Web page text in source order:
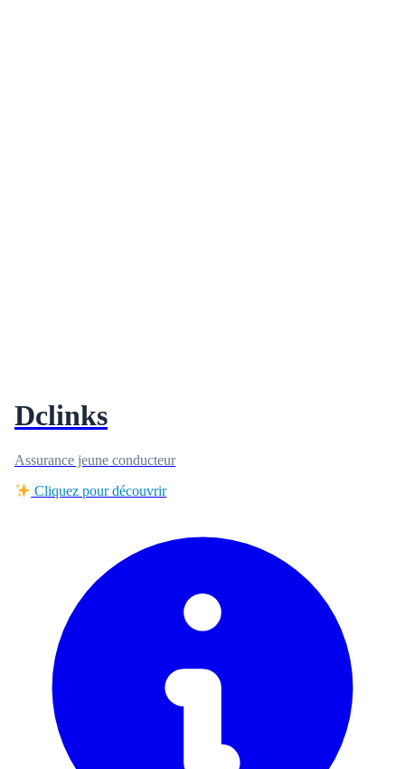
Dclinks
Assurance jeune conducteur
Cliquez pour découvrir